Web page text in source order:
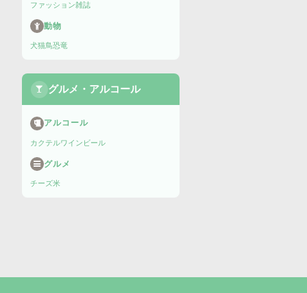
ファッション雑誌
動物
犬猫鳥恐竜
グルメ・アルコール
アルコール
カクテルワイン ビール
グルメ
チーズ米